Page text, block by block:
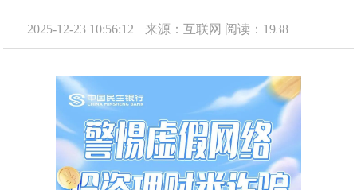
2025-12-23 10:56:12 来源：互联网 阅读：1938